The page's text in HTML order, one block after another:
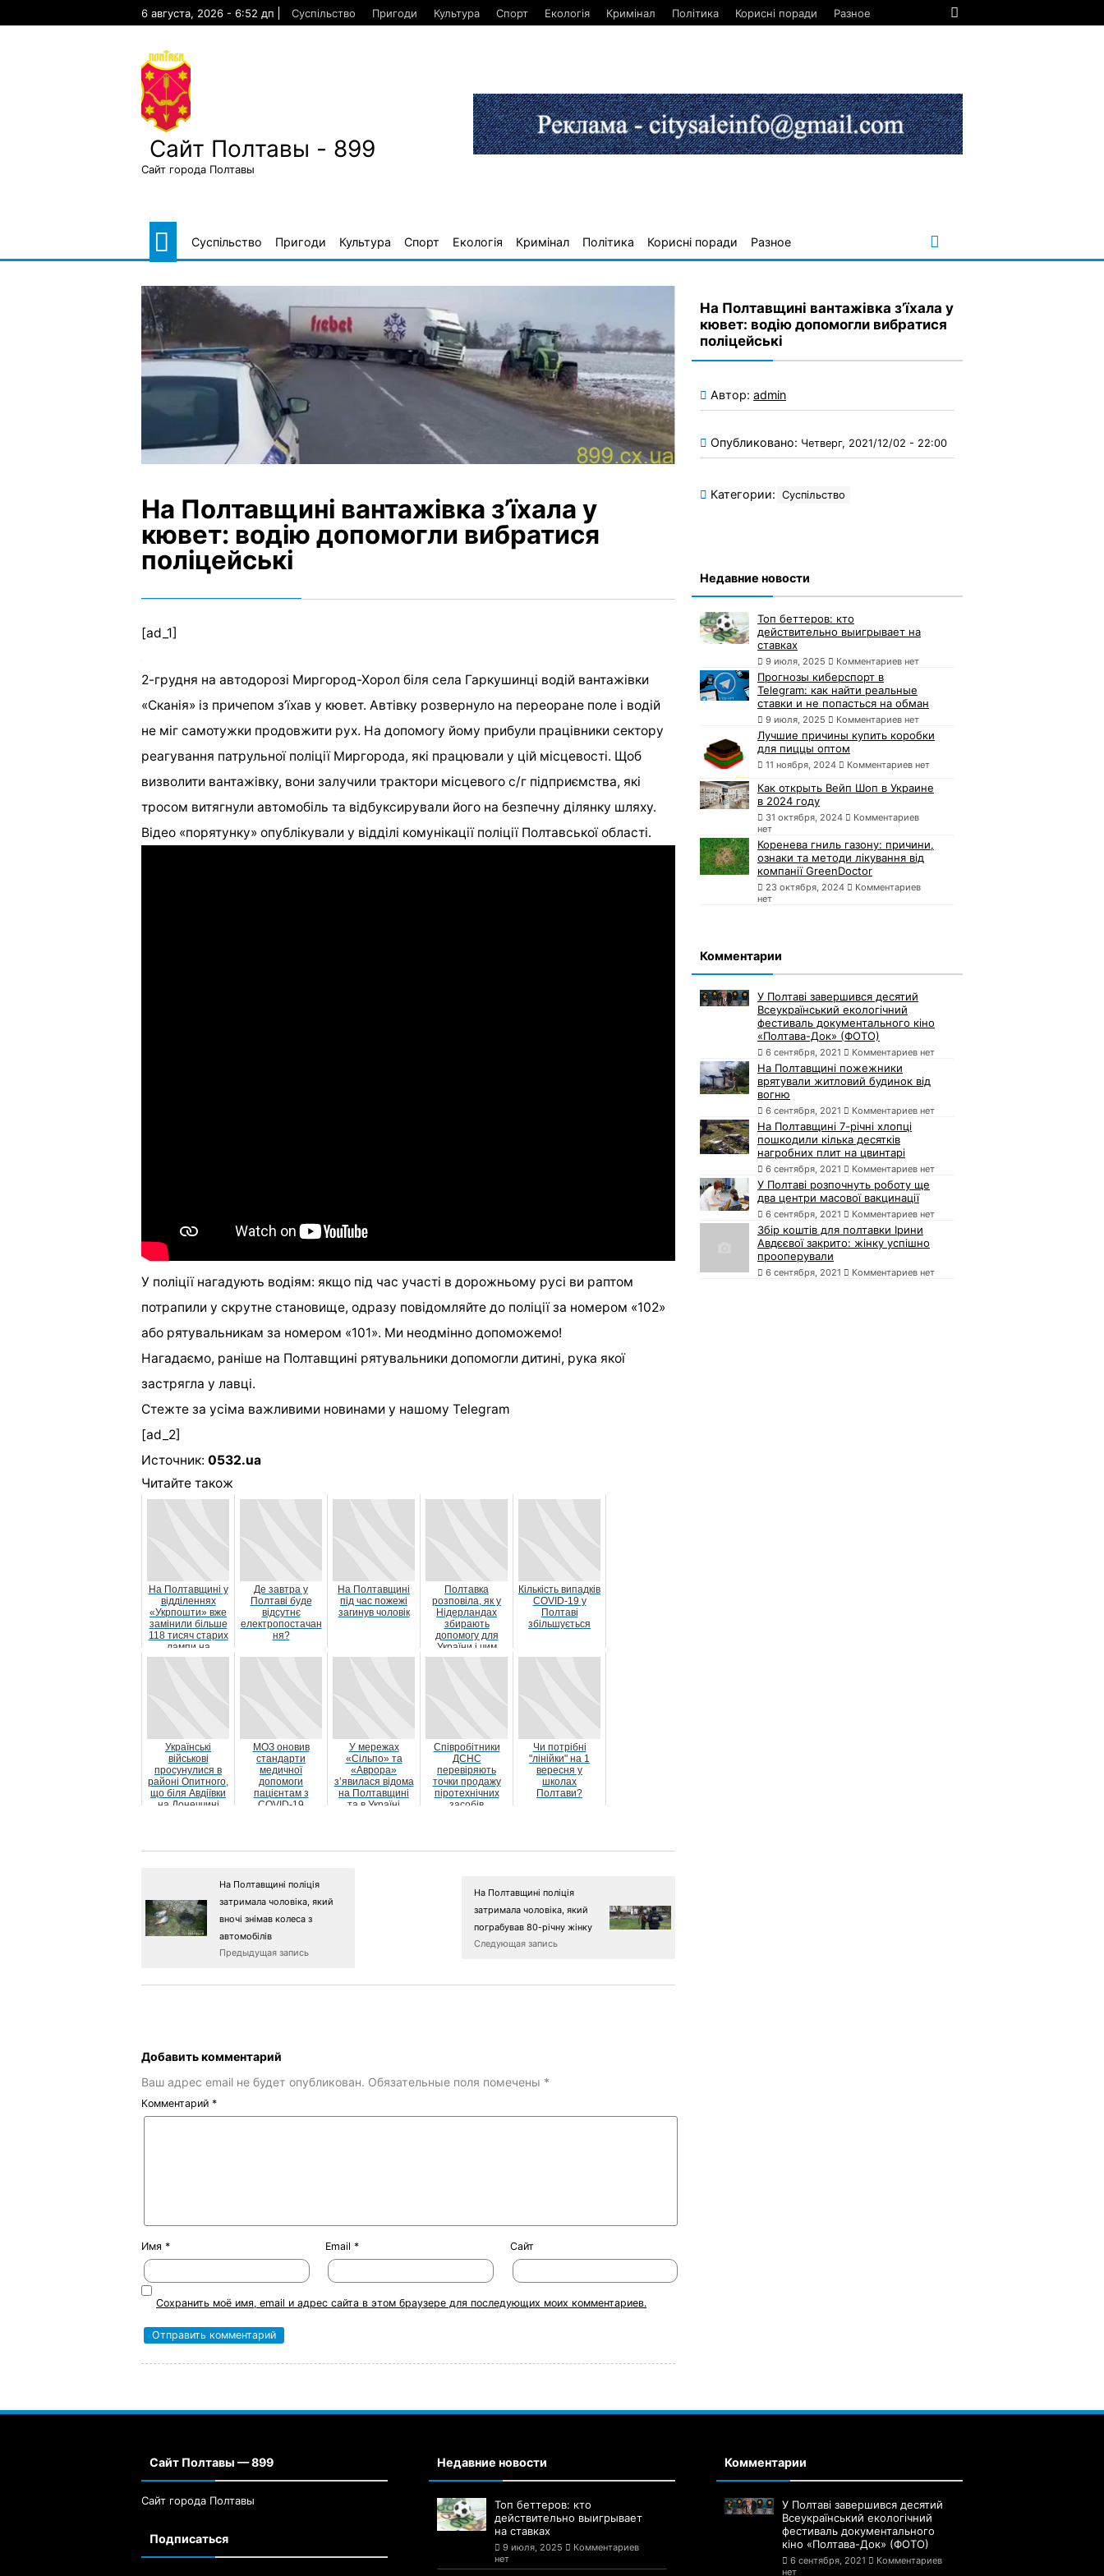
6 августа, 2026 - 6:52 дп Суспільство Пригоди Культура Спорт Екологія Кримінал Політика Корисні поради Разное
Сайт Полтавы - 899
Сайт города Полтавы
Суспільство Пригоди Культура Спорт Екологія Кримінал Політика Корисні поради Разное
На Полтавщині вантажівка з’їхала у
кювет: водію допомогли вибратися
поліцейські
[ad_1]
2-грудня на автодорозі Миргород-Хорол біля села Гаркушинці водій вантажівки
«Сканія» із причепом з’їхав у кювет. Автівку розвернуло на переоране поле і водій
не міг самотужки продовжити рух. На допомогу йому прибули працівники сектору
реагування патрульної поліції Миргорода, які працювали у цій місцевості. Щоб
визволити вантажівку, вони залучили трактори місцевого с/г підприємства, які
тросом витягнули автомобіль та відбуксирували його на безпечну ділянку шляху.
Відео «порятунку» опублікували у відділі комунікації поліції Полтавської області.
У поліції нагадують водіям: якщо під час участі в дорожньому русі ви раптом
потрапили у скрутне становище, одразу повідомляйте до поліції за номером «102»
або рятувальникам за номером «101». Ми неодмінно допоможемо!
Нагадаємо, раніше на Полтавщині рятувальники допомогли дитині, рука якої
застрягла у лавці.
Стежте за усіма важливими новинами у нашому Telegram
[ad_2]
Источник: 0532.ua
Читайте також
На Полтавщині у
відділеннях
«Укрпошти» вже
замінили більше
118 тисяч старих
лампи на
енергоощадні
Де завтра у
Полтаві буде
відсутнє
електропостачан
ня?
На Полтавщині
під час пожежі
загинув чоловік
Полтавка
розповіла, як у
Нідерландах
збирають
допомогу для
України і чим
допомагає Гаага
Кількість випадків
COVID-19 у
Полтаві
збільшується
Українські
військові
просунулися в
районі Опитного,
що біля Авдіївки
на Донеччині
МОЗ оновив
стандарти
медичної
допомоги
пацієнтам з
COVID-19
У мережах
«Сільпо» та
«Аврора»
з’явилася відома
на Полтавщині
та в Україні
Співробітники
ДСНС
перевіряють
точки продажу
піротехнічних
засобів
Чи потрібні
"лінійки" на 1
вересня у
школах
Полтави?
На Полтавщині поліція
затримала чоловіка, який
вночі знімав колеса з
автомобілів
Предыдущая запись
На Полтавщині поліція
затримала чоловіка, який
пограбував 80-річну жінку
Следующая запись
Добавить комментарий
Ваш адрес email не будет опубликован. Обязательные поля помечены *
Комментарий *
Имя * Email* Сайт
Сохранить моё имя, email и адрес сайта в этом браузере для последующих моих комментариев.
На Полтавщині вантажівка з’їхала у
кювет: водію допомогли вибратися
поліцейські
Автор: admin
Опубликовано: Четверг, 2021/12/02 - 22:00
Категории: Суспільство
Недавние новости
Топ беттеров: кто
действительно выигрывает на
ставках
9 июля, 2025 Комментариев нет
Прогнозы киберспорт в
Telegram: как найти реальные
ставки и не попасться на обман
9 июля, 2025 Комментариев нет
Лучшие причины купить коробки
для пиццы оптом
11 ноября, 2024 Комментариев нет
Как открыть Вейп Шоп в Украине
в 2024 году
31 октября, 2024
Комментариев
нет
Коренева гниль газону: причини,
ознаки та методи лікування від
компанії GreenDoctor
23 октября, 2024
Комментариев
нет
Комментарии
У Полтаві завершився десятий
Всеукраїнський екологічний
фестиваль документального кіно
«Полтава-Док» (ФОТО)
6 сентября, 2021 Комментариев нет
На Полтавщині пожежники
врятували житловий будинок від
вогню
6 сентября, 2021 Комментариев нет
На Полтавщині 7-річні хлопці
пошкодили кілька десятків
нагробних плит на цвинтарі
6 сентября, 2021 Комментариев нет
У Полтаві розпочнуть роботу ще
два центри масової вакцинації
6 сентября, 2021 Комментариев нет
Збір коштів для полтавки Ірини
Авдєєвої закрито: жінку успішно
прооперували
6 сентября, 2021 Комментариев нет
Сайт Полтавы — 899
Сайт города Полтавы
Подписаться
Недавние новости
Топ беттеров: кто
действительно выигрывает
на ставках
9 июля, 2025
Комментариев
нет
Комментарии
У Полтаві завершився десятий
Всеукраїнський екологічний
фестиваль документального
кіно «Полтава-Док» (ФОТО)
6 сентября, 2021
Комментариев
нет